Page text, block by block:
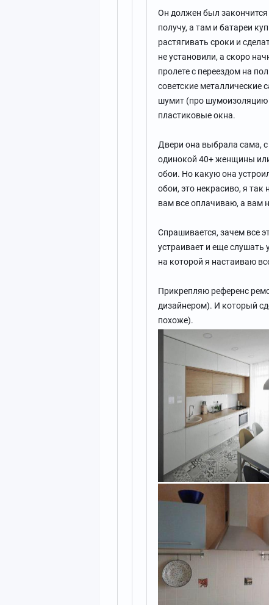
Он должен был
получу, а там и батареи
растягивать сроки и
не установили, а скоро
пролете с переездом на
советские металлические
шумит (про шумоизоляцию
пластиковые окна.
Двери она выбрала сама,
одинокой 40+ женщины
обои. Но какую она
обои, это некрасиво, я так
вам все оплачиваю, а вам
Спрашивается, зачем все
устраивает и еще слушать
на которой я настаиваю
Прикрепляю референс
дизайнером). И который
похоже).